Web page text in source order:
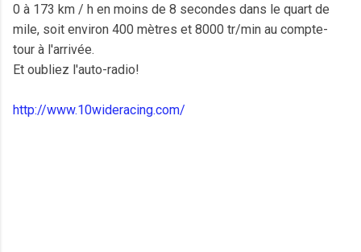
0 à 173 km / h en moins de 8 secondes dans le quart de
mile, soit environ 400 mètres et 8000 tr/min au compte-
tour à l'arrivée.
Et oubliez l'auto-radio!
http://www.10wideracing.com/